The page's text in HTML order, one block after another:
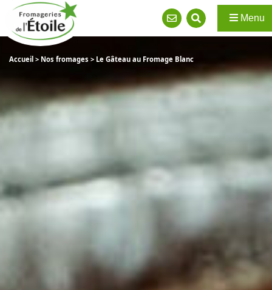
Menu
Accueil > Nos fromages > Le Gâteau au Fromage Blanc